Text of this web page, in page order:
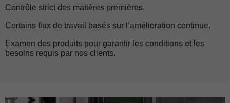
Contrôle strict des matières premières.
Certains flux de travail basés sur l’amélioration continue.
Examen des produits pour garantir les conditions et les
besoins requis par nos clients.